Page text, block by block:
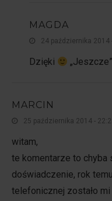
MAGDA
24 października 2014
Dzięki
MARCIN
25 października 2014 -
witam,
te komentarze to
doświadczenie, rok
telefonicznej zostało